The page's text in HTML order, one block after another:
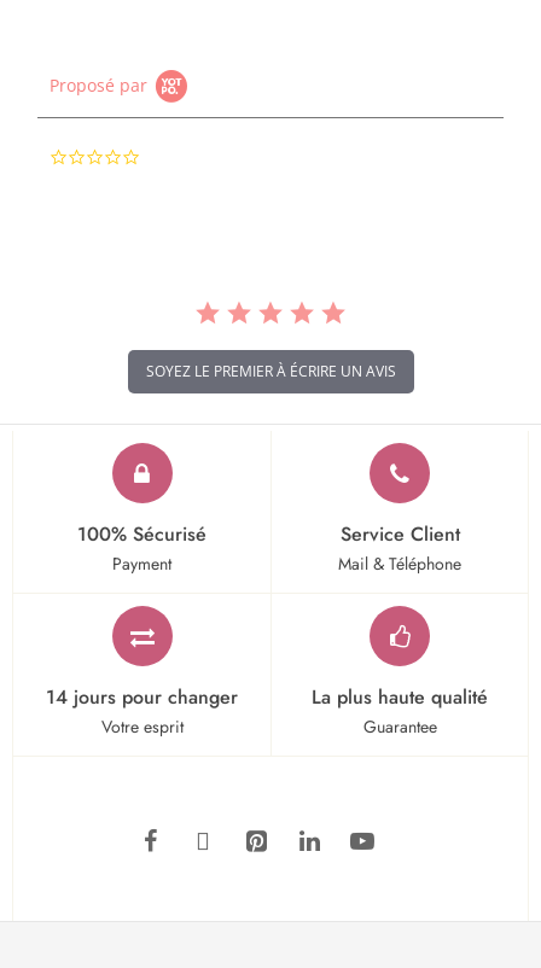
Proposé par
SOYEZ LE PREMIER À ÉCRIRE UN AVIS
100% Sécurisé
Payment
Service Client
Mail & Téléphone
14 jours pour changer
Votre esprit
La plus haute qualité
Guarantee